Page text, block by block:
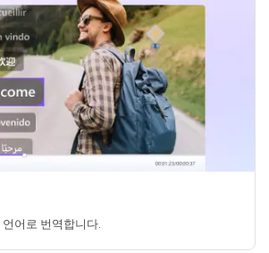
어로 번역합니다.